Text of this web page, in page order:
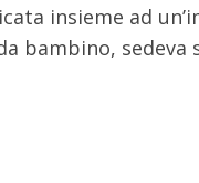
insieme ad
bambino, sedeva